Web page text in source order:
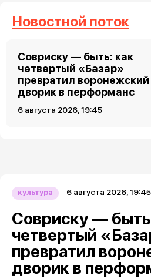
Новостной поток
Совриску — быть: как
четвертый «Базар»
превратил воронежский
дворик в перформанс
6 августа 2026, 19:45
культура 6 августа 2026, 19:45
Совриску —
четвертый
превратил
дворик в